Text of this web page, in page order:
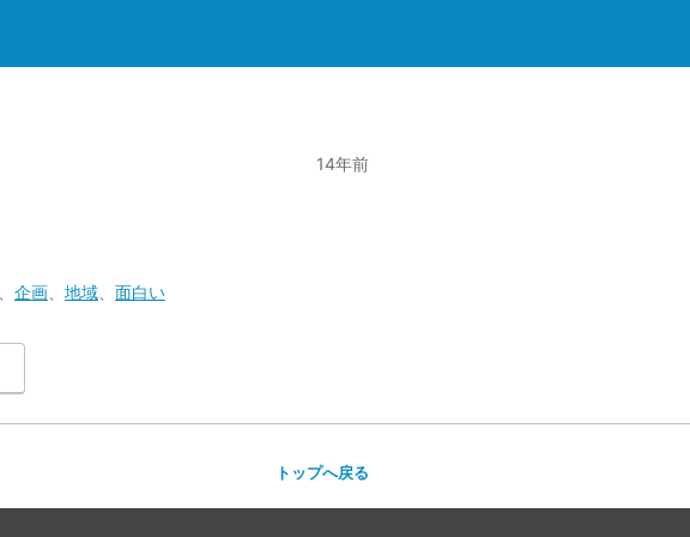
14年前
企画 地域 面白い
トップへ戻る